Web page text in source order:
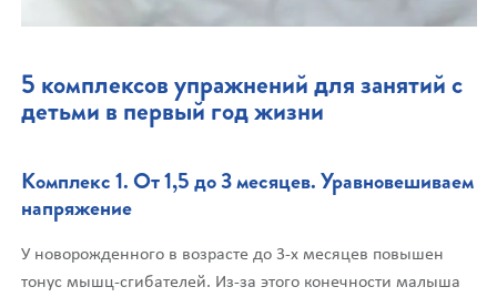
5 комплексов упражнений для занятий с
детьми в первый год жизни
Комплекс 1. От 1,5 до 3 месяцев. Уравновешиваем
напряжение
У новорожденного в возрасте до 3-х месяцев повышен
тонус мышц-сгибателей. Из-за этого конечности малыша